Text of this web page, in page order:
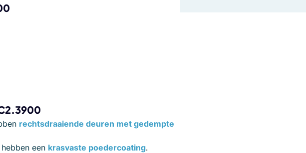
rechtsdraaiende deuren met gedempte
een krasvaste poedercoating.